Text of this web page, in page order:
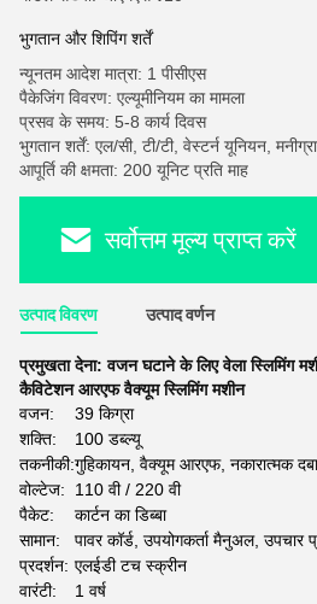
भुगतान और शिपिंग शर्तें
न्यूनतम आदेश मात्रा: 1 पीसीएस
पैकेजिंग विवरण: एल्यूमीनियम का मामला
प्रसव के समय: 5-8 कार्य दिवस
भुगतान शर्तें: एल/सी, टी/टी, वेस्टर्न यूनियन,
आपूर्ति की क्षमता: 200 यूनिट प्रति माह
सर्वोत्तम मूल्य प्राप्त करें
उत्पाद विवरण उत्पाद वर्णन
प्रमुखता देना:वजन घटाने के लिए वेला स्लिमिंग
कैविटेशन आरएफ वैक्यूम स्लिमिंग मशीन
वजन:
39 किग्रा
शक्ति:
100 डब्ल्यू
तकनीकी:गुहिकायन, वैक्यूम आरएफ, नकारात्मक
वोल्टेज:
110 वी / 220 वी
पैकेट:
कार्टन का डिब्बा
सामान:
पावर कॉर्ड, उपयोगकर्ता मैनुअल, उपचार
प्रदर्शन: एलईडी टच स्क्रीन
वारंटी:
1 वर्ष